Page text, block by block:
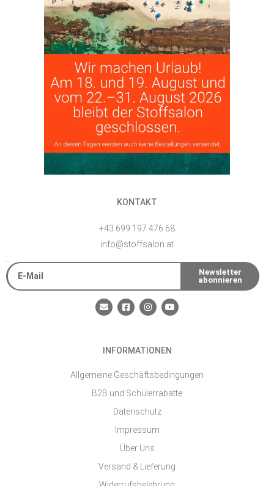
KONTAKT
+43 699 197 476 68
info@stoffsalon.at
Newsletter
abonnieren
E
n
o
F
a
o
-
q
a
r
e
I
n
g
m
Y
o
b
INFORMATIONEN
Allgemeine Geschäftsbedingungen
B2B und Schülerrabatte
Datenschutz
Impressum
Über Uns
Versand & Lieferung